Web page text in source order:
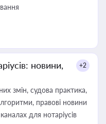
новини,
+2
змін, судова практика,
правові новини
для нотаріусів